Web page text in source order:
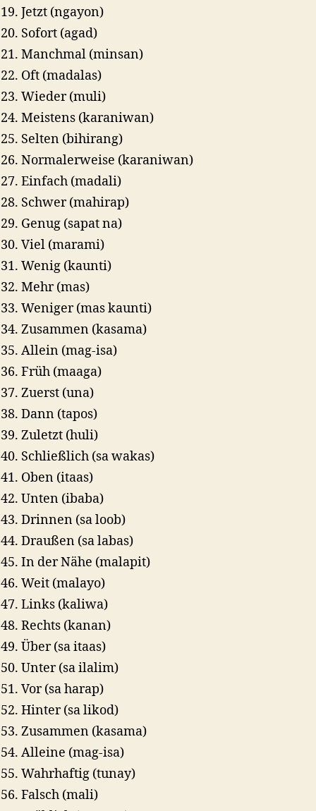
Jetzt (ngayon)
Sofort (agad)
Manchmal (minsan)
Oft (madalas)
Wieder (muli)
Meistens (karaniwan)
Selten (bihirang)
Normalerweise (karaniwan)
Einfach (madali)
Schwer (mahirap)
Genug (sapat na)
Viel (marami)
Wenig (kaunti)
Mehr (mas)
Weniger (mas kaunti)
Zusammen (kasama)
Allein (mag-isa)
Früh (maaga)
Zuerst (una)
Dann (tapos)
Zuletzt (huli)
Schließlich (sa wakas)
Oben (itaas)
Unten (ibaba)
Drinnen (sa loob)
Draußen (sa labas)
In der Nähe (malapit)
Weit (malayo)
Links (kaliwa)
Rechts (kanan)
Über (sa itaas)
Unter (sa ilalim)
Vor (sa harap)
Hinter (sa likod)
Zusammen (kasama)
Alleine (mag-isa)
Wahrhaftig (tunay)
Falsch (mali)